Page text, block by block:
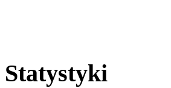
Statystyki